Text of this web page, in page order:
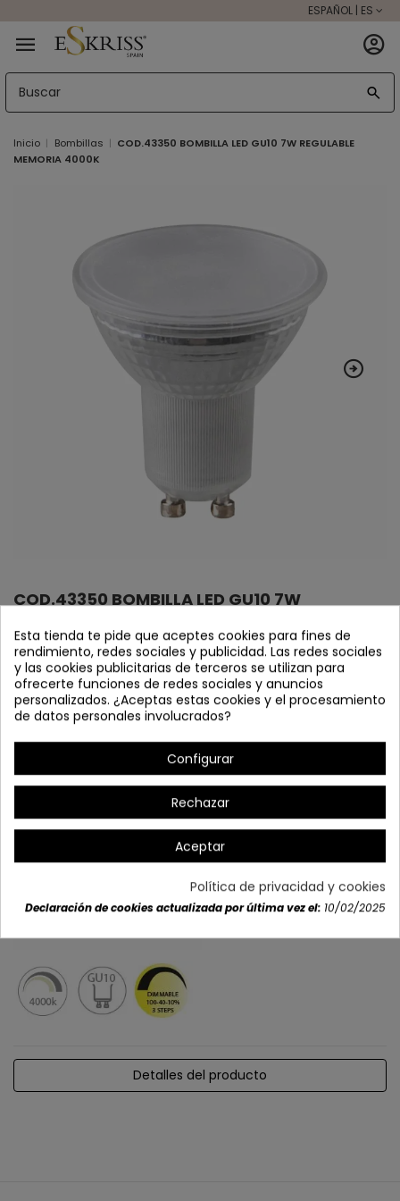
ESPAÑOL | ES
Inicio Bombillas
COD.43350 BOMBILLA LED GU10 7W REGULABLE
MEMORIA 4000K
COD.43350 BOMBILLA LED GU10 7W
Referencia 43350
En stock
Bombilla LED GU10 7W 4000K regulable memoria
*Encendido con memoria pasados 6/8 seg. off
Detalles del producto
Esta tienda te pide que aceptes cookies para fines de
rendimiento, redes sociales y publicidad. Las redes sociales
y las cookies publicitarias de terceros se utilizan para
ofrecerte funciones de redes sociales y anuncios
personalizados. ¿Aceptas estas cookies y el procesamiento
de datos personales involucrados?
Configurar
Rechazar
Aceptar
Política de privacidad y cookies
Declaración de cookies actualizada por última vez el: 10/02/2025